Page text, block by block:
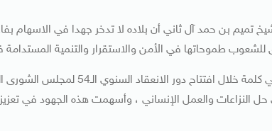
تميم بن حمد آل ثاني أن بلاده لا تدخر جهدا في الاسهام
طموحاتها في الأمن والاستقرار والتنمية
وقال الشيخ تميم ـ في كلمة خلال
النزاعات والعمل الإنساني ، وأسهمت هذه الجهود في تعزيز